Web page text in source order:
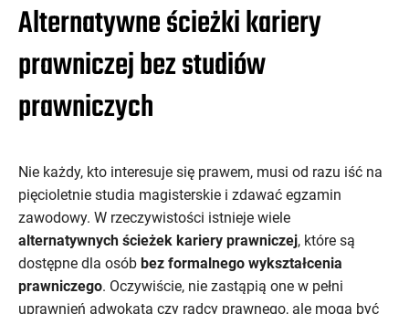
Alternatywne ścieżki kariery
prawniczej bez studiów
prawniczych
Nie każdy, kto interesuje się prawem, musi od razu iść na
pięcioletnie studia magisterskie i zdawać egzamin
zawodowy. W rzeczywistości istnieje wiele
alternatywnych ścieżek kariery prawniczej, które są
dostępne dla osób bez formalnego wykształcenia
prawniczego. Oczywiście, nie zastąpią one w pełni
uprawnień adwokata czy radcy prawnego, ale mogą być